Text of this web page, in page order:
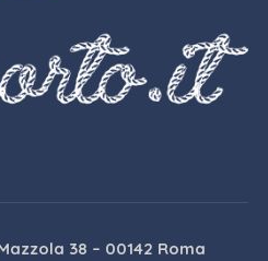
38 – 00142 Roma